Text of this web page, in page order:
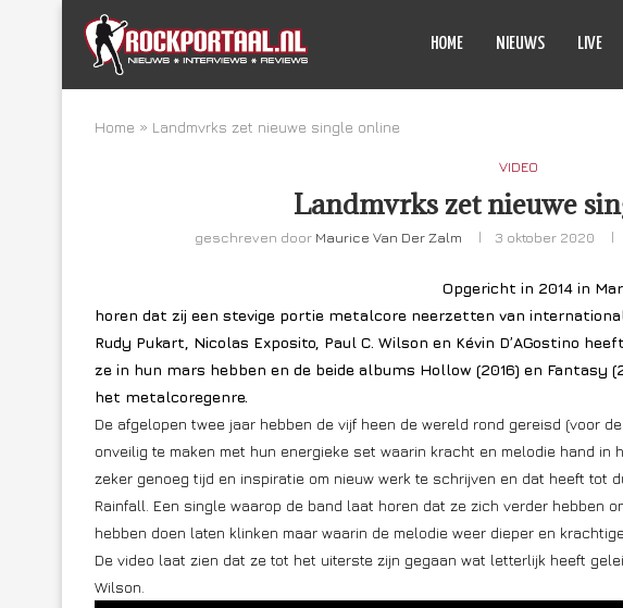
HOME NIEUWS LIVE
Home » Landmvrks zet nieuwe single online
VIDEO
Landmvrks zet nieuwe
geschreven door Maurice Van Der Zalm 3 oktober 2020
Opgericht in 2014 in
horen dat zij een stevige portie metalcore neerzetten van
Rudy Pukart, Nicolas Exposito, Paul C. Wilson en Kévin D’AGostino
ze in hun mars hebben en de beide albums Hollow (2016) en Fantasy
het metalcoregenre.
De afgelopen twee jaar hebben de vijf heen de wereld rond gereisd (voor
onveilig te maken met hun energieke set waarin kracht en melodie hand in
zeker genoeg tijd en inspiratie om nieuw werk te schrijven en dat heeft tot
Rainfall. Een single waarop de band laat horen dat ze zich verder hebben
hebben doen laten klinken maar waarin de melodie weer dieper en
De video laat zien dat ze tot het uiterste zijn gegaan wat letterlijk heeft
Wilson.